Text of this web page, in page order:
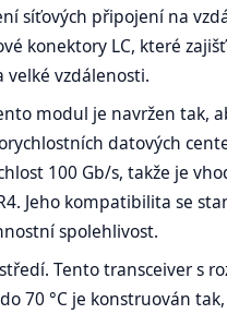
síťových připojení na
konektory LC, které
vzdálenosti.
modul je navržen tak,
datových
100 Gb/s, takže je
Jeho kompatibilita se
spolehlivost.
Tento transceiver s
70 °C je konstruován